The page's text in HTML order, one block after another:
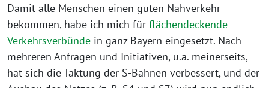
Damit alle Menschen einen guten Nahverkehr
bekommen, habe ich mich für flächendeckende
Verkehrsverbünde in ganz Bayern eingesetzt. Nach
mehreren Anfragen und Initiativen, u.a. meinerseits,
hat sich die Taktung der S-Bahnen verbessert, und der